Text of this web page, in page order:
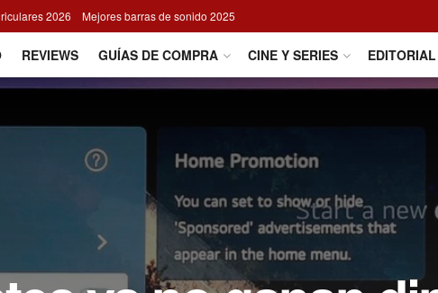
2026 Mejores barras de sonido 2025
REVIEWS GUÍAS DE COMPRA CINE Y SERIES EDITORIAL